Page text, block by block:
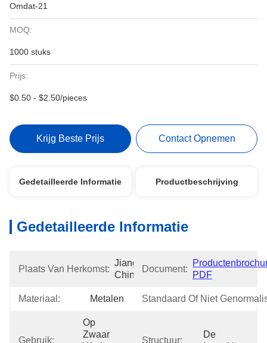
Omdat-21
MOQ:
1000 stuks
Prijs:
$0.50 - $2.50/pieces
Krijg Beste Prijs Contact Opnemen
Gedetailleerde Informatie Productbeschrijving
Gedetailleerde Informatie
Plaats Van Herkomst:
Jiangsu,
China
Document:
PDF
Materiaal: Metalen Standaard Of Niet
Gebruik:
Op
Zwaar
Structuur:
De